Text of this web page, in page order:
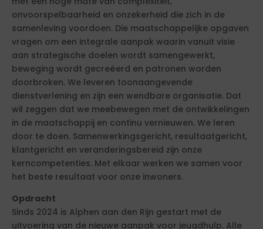
onvoorspelbaarheid en onzekerheid die zich in de
samenleving voordoen. Die maatschappelijke opgaven
vragen om een integrale aanpak waarin vanuit visie
aan strategische doelen wordt samengewerkt,
beweging wordt gecreëerd en patronen worden
doorbroken. We leveren toonaangevende
dienstverlening en zijn een wendbare organisatie. Dat
wil zeggen dat we meebewegen met de ontwikkelingen
in de maatschappij en continu vernieuwen. We leren
door te doen. Samenwerkingsgericht, resultaatgericht,
klantgericht en veranderingsbereid zijn onze
kerncompetenties. Met elkaar werken we samen voor
het beste resultaat voor onze inwoners.
Opdracht
Sinds 2024 is Alphen aan den Rijn gestart met de
uitvoering van de nieuwe aanpak voor jeugdhulp. Alle